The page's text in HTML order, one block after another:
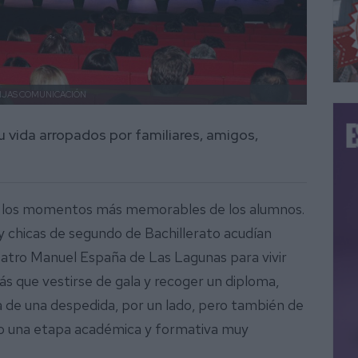
COMUNICACIÓN
vida arropados por familiares, amigos,
momentos más memorables de los alumnos.
de segundo de Bachillerato acudían
Manuel España de Las Lagunas para vivir
que vestirse de gala y recoger un diploma,
una despedida, por un lado, pero también de
una etapa académica y formativa muy